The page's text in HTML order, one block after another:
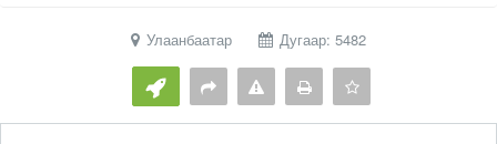
Улаанбаатар Дугаар: 5482